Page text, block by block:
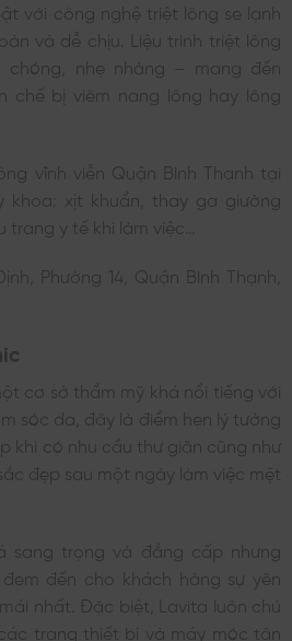
với công nghệ triệt lông se lạnh
và dễ chịu. Liệu trình triệt lông
chóng, nhẹ nhàng – mang đến
chế bị viêm nang lông hay lông
vĩnh viễn Quận Bình Thạnh tại
khoa: xịt khuẩn, thay ga giường
trang y tế khi làm việc…
Phường 14, Quận Bình Thạnh,
cơ sở thẩm mỹ khá nổi tiếng với
sóc da, đây là điểm hẹn lý tưởng
khi có nhu cầu thư giãn cũng như
đẹp sau một ngày làm việc mệt
sang trọng và đẳng cấp nhưng
đem đến cho khách hàng sự yên
nhất. Đặc biệt, Lavita luôn chú
trang thiết bị và máy móc tân